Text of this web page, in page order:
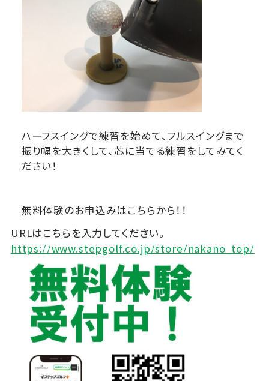
ハーフスイングで練習を始めて、フルスイングまで
振り幅を大きくして、芯に当てる練習をしてみてく
ださい！
無料体験のお申込みはこちらから！！
URLはこちらを入力してください。
https://www.stepgolf.co.jp/store/nakano_top/